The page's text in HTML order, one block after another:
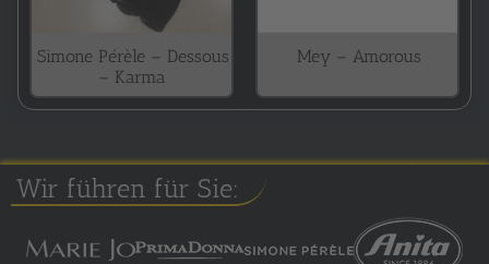
Simone Pérèle – Dessous
– Karma
Mey – Amorous
Wir führen für Sie: